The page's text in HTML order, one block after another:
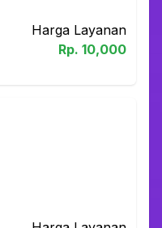
Harga Layanan
Rp. 10,000